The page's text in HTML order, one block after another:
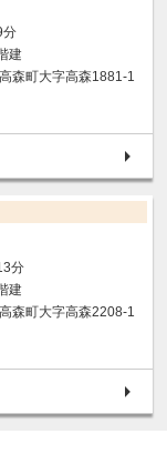
分
建
森町大字高森1881-1
分
建
森町大字高森2208-1